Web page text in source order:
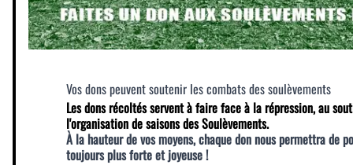
Vos dons peuvent soutenir les combats des soulèvements
Les dons récoltés servent à faire face à la répression, au
l'organisation de saisons des Soulèvements.
À la hauteur de vos moyens, chaque don nous permettra de
toujours plus forte et joyeuse !